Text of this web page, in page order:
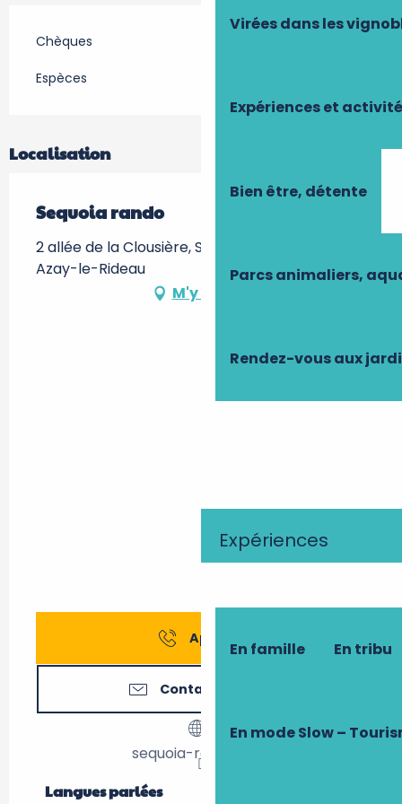
Virées dans les
Expériences et
Bien être, détente
Parcs animaliers,
Rendez-vous aux
Expériences
En famille En tribu
En mode Slow –
Chèques
Espèces
Localisation
Sequoia rando
2 allée de la Clousière, Sequoia rando, 37190
Azay-le-Rideau
M'y rendre
Appeler
Contactez-nous
sequoia-rando.com
Langues parlées
Langues parlées